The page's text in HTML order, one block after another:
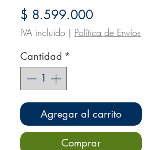
$ 8.599.000Precio
IVA incluido | Política de Envíos
Cantidad *
Agregar al carrito
Comprar